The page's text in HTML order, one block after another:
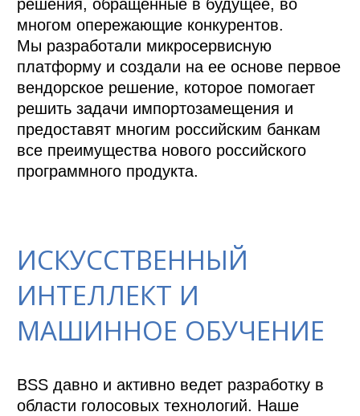
решения, обращенные в будущее, во
многом опережающие конкурентов.
Мы разработали микросервисную
платформу и создали на ее основе первое
вендорское решение, которое помогает
решить задачи импортозамещения и
предоставят многим российским банкам
все преимущества нового российского
программного продукта.
ИСКУССТВЕННЫЙ
ИНТЕЛЛЕКТ И
МАШИННОЕ ОБУЧЕНИЕ
BSS давно и активно ведет разработку в
области голосовых технологий. Наше